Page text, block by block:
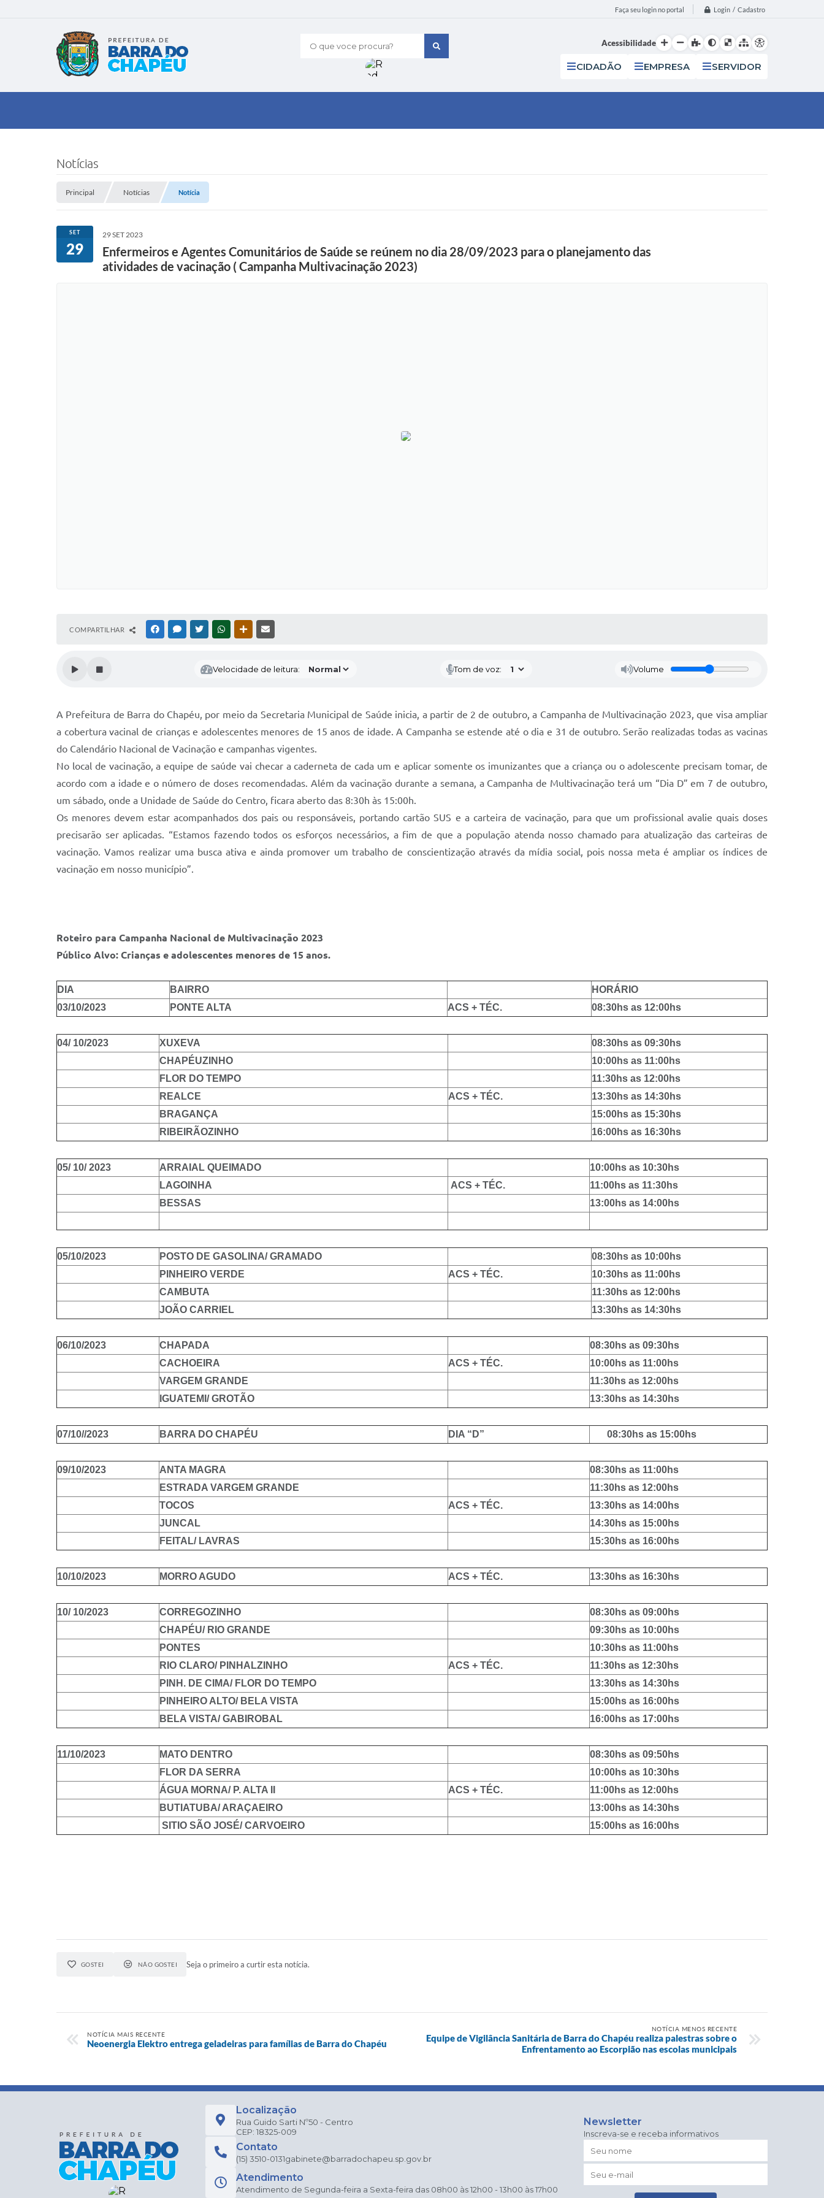
Faça seu login no portal Login / Cadastro
O que voce procura? Acessibilidade
CIDADÃO EMPRESA SERVIDOR
Notícias
Principal Notícias Notícia
SET
29
29 SET 2023
Enfermeiros e Agentes Comunitários de Saúde se reúnem no dia 28/09/2023 para o planejamento das
atividades de vacinação ( Campanha Multivacinação 2023)
COMPARTILHAR FACEBOOKMESSENGER
TWITTERWHATSAPPOUTRAS MÍDIAS
Velocidade de leitura: Tom de voz: Volume
A Prefeitura de Barra do Chapéu, por meio da Secretaria Municipal de Saúde inicia, a partir de 2 de outubro, a Campanha de Multivacinação 2023, que visa ampliar
a cobertura vacinal de crianças e adolescentes menores de 15 anos de idade. A Campanha se estende até o dia e 31 de outubro. Serão realizadas todas as vacinas
do Calendário Nacional de Vacinação e campanhas vigentes.
No local de vacinação, a equipe de saúde vai checar a caderneta de cada um e aplicar somente os imunizantes que a criança ou o adolescente precisam tomar, de
acordo com a idade e o número de doses recomendadas. Além da vacinação durante a semana, a Campanha de Multivacinação terá um “Dia D” em 7 de outubro,
um sábado, onde a Unidade de Saúde do Centro, ficara aberto das 8:30h às 15:00h.
Os menores devem estar acompanhados dos pais ou responsáveis, portando cartão SUS e a carteira de vacinação, para que um profissional avalie quais doses
precisarão ser aplicadas. “Estamos fazendo todos os esforços necessários, a fim de que a população atenda nosso chamado para atualização das carteiras de
vacinação. Vamos realizar uma busca ativa e ainda promover um trabalho de conscientização através da mídia social, pois nossa meta é ampliar os índices de
vacinação em nosso município”.
Roteiro para Campanha Nacional de Multivacinação 2023
Público Alvo: Crianças e adolescentes menores de 15 anos.
DIA BAIRRO
HORÁRIO
03/10/2023
PONTE ALTA ACS + TÉC. 08:30hs as 12:00hs
04/ 10/2023 XUXEVA
08:30hs as 09:30hs
CHAPÉUZINHO
10:00hs as 11:00hs
FLOR DO TEMPO
11:30hs as 12:00hs
REALCE
ACS + TÉC.
13:30hs as 14:30hs
BRAGANÇA
15:00hs as 15:30hs
RIBEIRÃOZINHO
16:00hs as 16:30hs
05/ 10/ 2023 ARRAIAL QUEIMADO
10:00hs as 10:30hs
LAGOINHA
ACS + TÉC.
11:00hs as 11:30hs
BESSAS
13:00hs as 14:00hs
05/10/2023 POSTO DE GASOLINA/ GRAMADO
08:30hs as 10:00hs
PINHEIRO VERDE
ACS + TÉC.
10:30hs as 11:00hs
CAMBUTA
11:30hs as 12:00hs
JOÃO CARRIEL
13:30hs as 14:30hs
06/10/2023 CHAPADA
08:30hs as 09:30hs
CACHOEIRA
ACS + TÉC.
10:00hs as 11:00hs
VARGEM GRANDE
11:30hs as 12:00hs
IGUATEMI/ GROTÃO
13:30hs as 14:30hs
07/10//2023 BARRA DO CHAPÉU DIA “D” 08:30hs as 15:00hs
09/10/2023 ANTA MAGRA
08:30hs as 11:00hs
ESTRADA VARGEM GRANDE
11:30hs as 12:00hs
TOCOS
ACS + TÉC.
13:30hs as 14:00hs
JUNCAL
14:30hs as 15:00hs
FEITAL/ LAVRAS
15:30hs as 16:00hs
10/10/2023 MORRO AGUDO ACS + TÉC. 13:30hs as 16:30hs
10/ 10/2023 CORREGOZINHO
08:30hs as 09:00hs
CHAPÉU/ RIO GRANDE
09:30hs as 10:00hs
PONTES
10:30hs as 11:00hs
RIO CLARO/ PINHALZINHO
ACS + TÉC.
11:30hs as 12:30hs
PINH. DE CIMA/ FLOR DO TEMPO
13:30hs as 14:30hs
PINHEIRO ALTO/ BELA VISTA
15:00hs as 16:00hs
BELA VISTA/ GABIROBAL
16:00hs as 17:00hs
11/10/2023 MATO DENTRO
08:30hs as 09:50hs
FLOR DA SERRA
10:00hs as 10:30hs
ÁGUA MORNA/ P. ALTA II
ACS + TÉC.
11:00hs as 12:00hs
BUTIATUBA/ ARAÇAEIRO
13:00hs as 14:30hs
SITIO SÃO JOSÉ/ CARVOEIRO
15:00hs as 16:00hs
GOSTEI NÃO GOSTEI Seja o primeiro a curtir esta notícia.
NOTÍCIA MAIS RECENTE
Neoenergia Elektro entrega geladeiras para famílias de Barra do Chapéu
NOTÍCIA MENOS RECENTE
Equipe de Vigilância Sanitária de Barra do Chapéu realiza palestras sobre o
Enfrentamento ao Escorpião nas escolas municipais
Localização
Rua Guido Sarti Nº50 - Centro
CEP: 18325-009
Contato
(15) 3510-0131gabinete@barradochapeu.sp.gov.br
Atendimento
Atendimento de Segunda-feira a Sexta-feira das 08h00 às 12h00 - 13h00 às 17h00
Newsletter
Inscreva-se e receba informativos